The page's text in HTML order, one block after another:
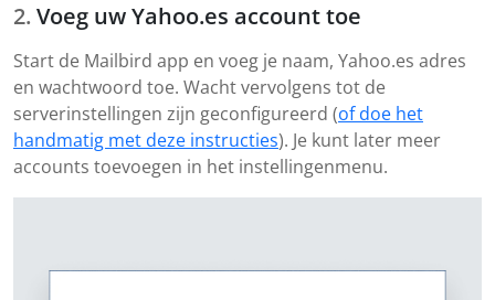
Voeg uw Yahoo.es account toe
Start de Mailbird app en voeg je naam, Yahoo.es adres
en wachtwoord toe. Wacht vervolgens tot de
serverinstellingen zijn geconfigureerd (of doe het
handmatig met deze instructies). Je kunt later meer
accounts toevoegen in het instellingenmenu.